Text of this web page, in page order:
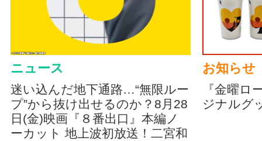
ニュース
迷い込んだ地下通路…“無限ルー
プ”から抜け出せるのか？8月28
日(金)映画『８番出口』本編ノ
ーカット 地上波初放送！二宮和
お知らせ
『金曜ロ
ジナルグ